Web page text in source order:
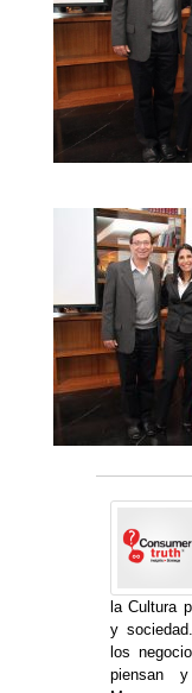
la Cultura
y
los
piensan